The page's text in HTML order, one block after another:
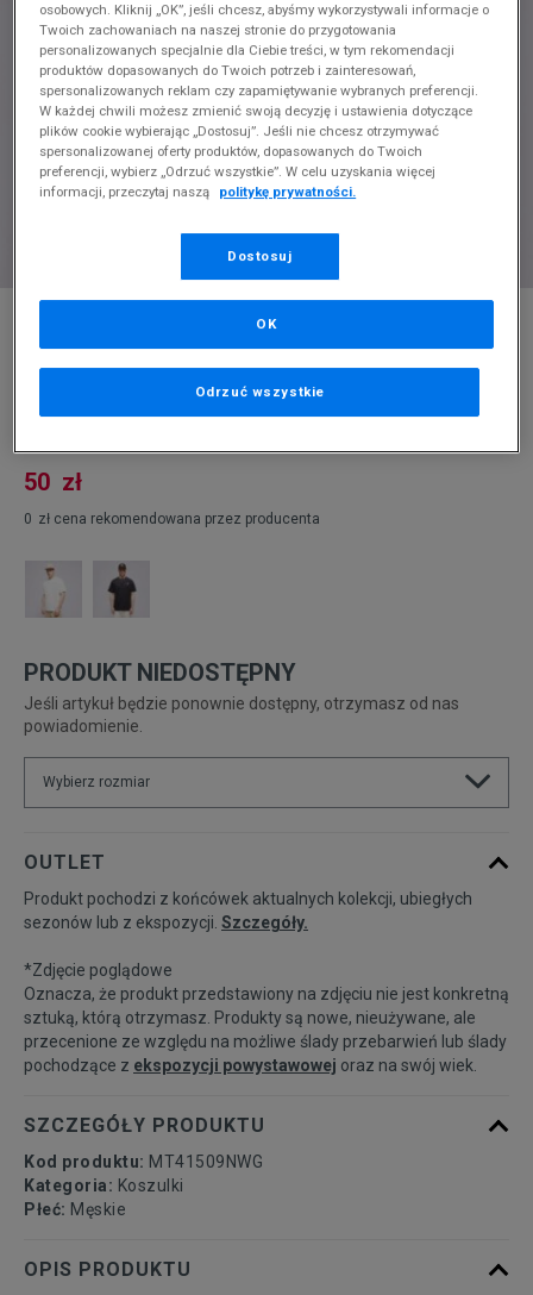
* Zdjęcie poglądowe
NEW BALANCE T-SHIRT SMALL LOGO
Produkt pochodzi z końcówek aktualnych kolekcji, ubiegłych
0 zł cena rekomendowana przez producenta
50 zł
PRODUKT NIEDOSTĘPNY
Jeśli artykuł będzie ponownie dostępny, otrzymasz od nas
powiadomienie.
Wybierz rozmiar
S
Powiadom o
L
Powiadom o
dostępności
dostępności
OUTLET
Produkt pochodzi z końcówek aktualnych kolekcji, ubiegłych
sezonów lub z ekspozycji. Szczegóły.
*Zdjęcie poglądowe
Oznacza, że produkt przedstawiony na zdjęciu nie jest konkretną
sztuką, którą otrzymasz. Produkty są nowe, nieużywane, ale
przecenione ze względu na możliwe ślady przebarwień lub ślady
pochodzące z ekspozycji powystawowej oraz na swój wiek.
SZCZEGÓŁY PRODUKTU
Kod produktu: MT41509NWG
Kategoria: Koszulki
Płeć: Męskie
OPIS PRODUKTU
osobowych. Kliknij „OK”, jeśli chcesz, abyśmy wykorzystywali informacje o
Twoich zachowaniach na naszej stronie do przygotowania
personalizowanych specjalnie dla Ciebie treści, w tym rekomendacji
produktów dopasowanych do Twoich potrzeb i zainteresowań,
spersonalizowanych reklam czy zapamiętywanie wybranych preferencji.
W każdej chwili możesz zmienić swoją decyzję i ustawienia dotyczące
plików cookie wybierając „Dostosuj”. Jeśli nie chcesz otrzymywać
spersonalizowanej oferty produktów, dopasowanych do Twoich
preferencji, wybierz „Odrzuć wszystkie”. W celu uzyskania więcej
informacji, przeczytaj naszą
politykę prywatności.
Dostosuj
Odrzuć wszystkie
OK